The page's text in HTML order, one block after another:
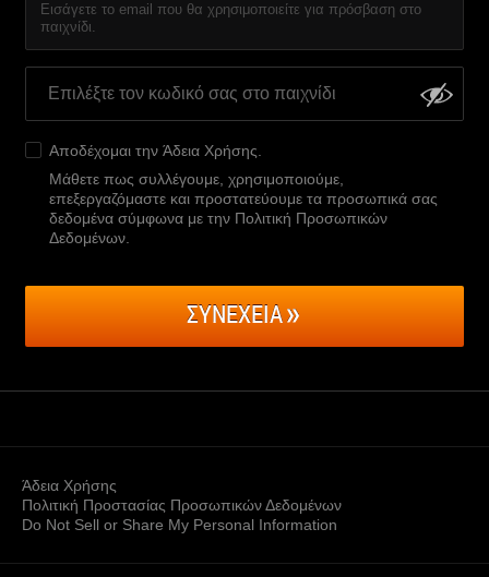
Εισάγετε το email που θα χρησιμοποιείτε για πρόσβαση στο
παιχνίδι.
Αποδέχομαι την Άδεια Χρήσης
Μάθετε πως συλλέγουμε, χρησιμοποιούμε,
επεξεργαζόμαστε και προστατεύουμε τα προσωπικά σας
δεδομένα σύμφωνα με την Πολιτική Προσωπικών
Δεδομένων
ΣΥΝΕΧΕΙΑ
Άδεια Χρήσης
Πολιτική Προστασίας Προσωπικών Δεδομένων
Do Not Sell or Share My Personal Information